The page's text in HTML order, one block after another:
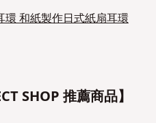
和紙製作日式紙扇耳環
SHOP 推薦商品】